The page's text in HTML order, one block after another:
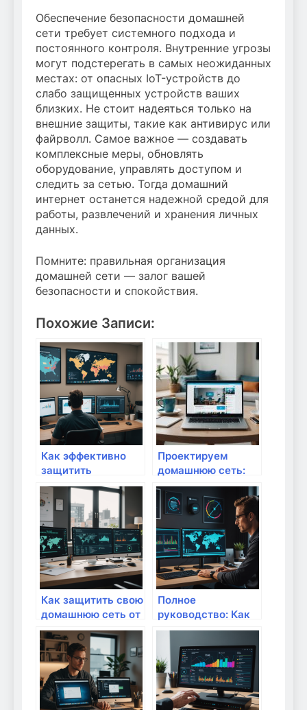
Обеспечение безопасности домашней
сети требует системного подхода и
постоянного контроля. Внутренние угрозы
могут подстерегать в самых неожиданных
местах: от опасных IoT-устройств до
слабо защищенных устройств ваших
близких. Не стоит надеяться только на
внешние защиты, такие как антивирус или
файрволл. Самое важное — создавать
комплексные меры, обновлять
оборудование, управлять доступом и
следить за сетью. Тогда домашний
интернет останется надежной средой для
работы, развлечений и хранения личных
данных.
Помните: правильная организация
домашней сети — залог вашей
безопасности и спокойствия.
Похожие Записи:
Как эффективно
защитить
домашнюю сеть от
SMTP-спама:
практические
советы и лучшие
практики
Проектируем
домашнюю сеть:
шаги к идеальному
Wi-Fi
Как защитить свою
домашнюю сеть от
автоматизированных
атак: полное
руководство
Полное
руководство: Как
настроить
домашнюю сеть
для максимальной
защиты от угроз